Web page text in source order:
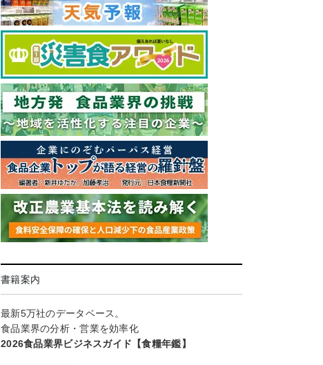
書籍案内
最新5万社のデータベース。
食品業界の分析・営業を効率化
2026食品業界ビジネスガイド【食糧年鑑】